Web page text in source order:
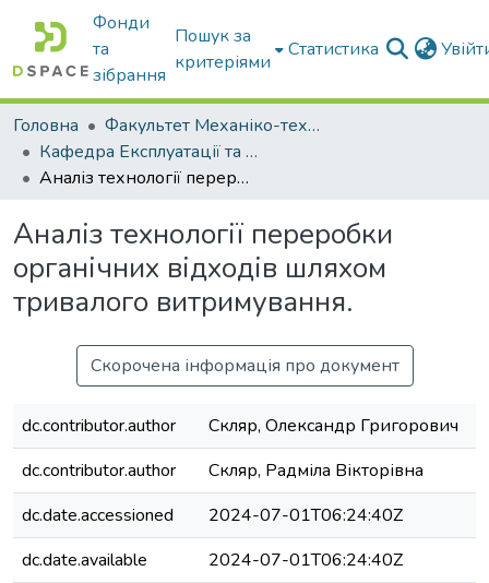
Фонди
та
зібрання
Пошук за
критеріями
Статистика
Головна
Факультет Механіко-технологічний
Кафедра Експлуатації та технічного сервісу машин
Аналіз технології переробки органічних відходів шляхом тривалого витримування.
Аналіз технології переробки
органічних відходів шляхом
тривалого витримування.
Скорочена інформація про документ
dc.contributor.author
Скляр, Олександр Григорович
dc.contributor.author
Скляр, Радміла Вікторівна
dc.date.accessioned
2024-07-01T06:24:40Z
dc.date.available
2024-07-01T06:24:40Z